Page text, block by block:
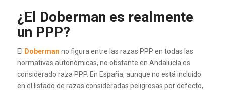
¿El Doberman es realmente
un PPP?
El Doberman no figura entre las razas PPP en todas las
normativas autonómicas, no obstante en Andalucía es
considerado raza PPP. En España, aunque no está incluido
en el listado de razas consideradas peligrosas por defecto,